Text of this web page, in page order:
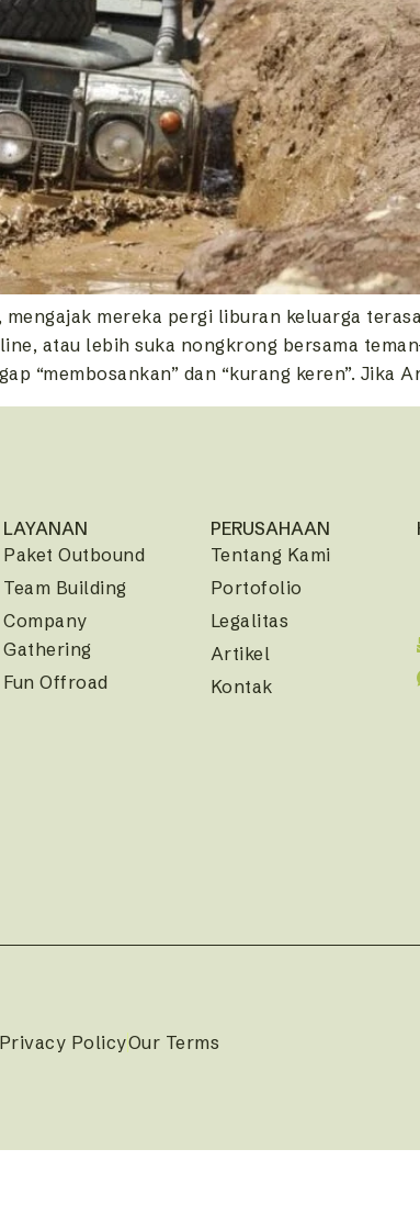
mereka pergi liburan keluarga
atau lebih suka nongkrong bersama
“membosankan” dan “kurang keren”. Jika
LAYANAN
Paket Outbound
Team Building
Company
Gathering
Fun Offroad
PERUSAHAAN
Tentang Kami
Portofolio
Legalitas
Artikel
Kontak
Privacy PolicyOur Terms